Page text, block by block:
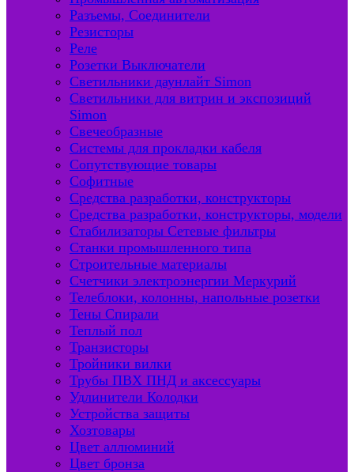
Разъемы, Соединители
Резисторы
Реле
Розетки Выключатели
Светильники даунлайт Simon
Светильники для витрин и экспозиций
Simon
Свечеобразные
Системы для прокладки кабеля
Сопутствующие товары
Софитные
Средства разработки, конструкторы
Средства разработки, конструкторы, модели
Стабилизаторы Сетевые фильтры
Станки промышленного типа
Строительные материалы
Счетчики электроэнергии Меркурий
Телеблоки, колонны, напольные розетки
Тены Спирали
Теплый пол
Транзисторы
Тройники вилки
Трубы ПВХ ПНД и аксессуары
Удлинители Колодки
Устройства защиты
Хозтовары
Цвет аллюминий
Цвет бронза